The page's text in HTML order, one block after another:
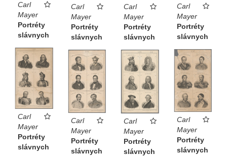
Carl
Mayer
Portréty
slávnych
Carl
Mayer
Portréty
slávnych
Carl
Mayer
Portréty
slávnych
Carl
Mayer
Portréty
slávnych
Carl
Mayer
Portréty
slávnych
Carl
Mayer
Portréty
slávnych
Carl
Mayer
Portréty
slávnych
Carl
Mayer
Portréty
slávnych